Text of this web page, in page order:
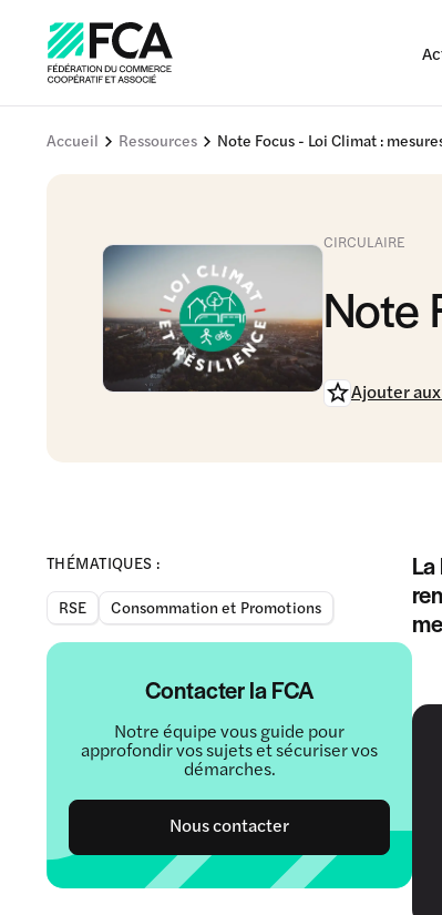
Accueil Ressources Note Focus - Loi Climat :
CIRCULAIRE
Note
Ajouter
THÉMATIQUES :
RSE
Consommation et Promotions
Contacter la FCA
Notre équipe vous guide pour
approfondir vos sujets et sécuriser vos
démarches.
Nous contacter